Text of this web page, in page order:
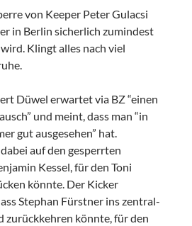
von Keeper Peter Gulacsi
in Berlin sicherlich zumindest
Klingt alles nach viel
Düwel erwartet via BZ “einen
und meint, dass man “in
gut ausgesehen” hat.
auf den gesperrten
Kessel, für den Toni
könnte. Der Kicker
Stephan Fürstner ins zentral-
zurückkehren könnte, für den